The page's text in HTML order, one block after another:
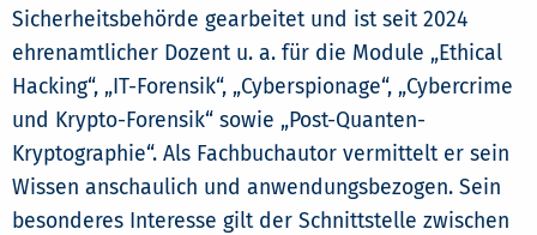
Sicherheitsbehörde gearbeitet und ist seit 2024
ehrenamtlicher Dozent u. a. für die Module „Ethical
Hacking“, „IT-Forensik“, „Cyberspionage“, „Cybercrime
und Krypto-Forensik“ sowie „Post-Quanten-
Kryptographie“. Als Fachbuchautor vermittelt er sein
Wissen anschaulich und anwendungsbezogen. Sein
besonderes Interesse gilt der Schnittstelle zwischen